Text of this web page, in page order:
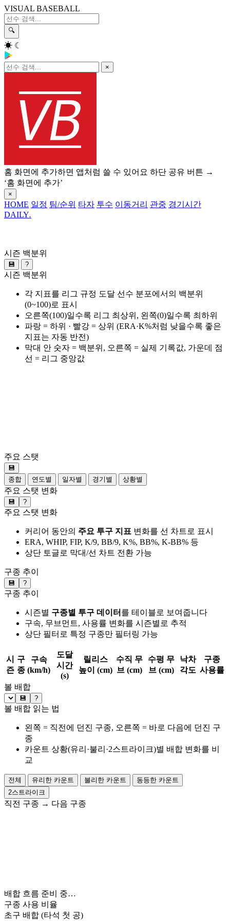
VISUAL BASEBALL
🔍
☀ ☾
×
홈 화면에 추가하면 앱처럼 쓸 수 있어요 하단 공유 버튼 →
‘홈 화면에 추가’
×
HOME 일정 팀/순위 타자 투수 이동거리 관중 경기시간
DAILY.
시즌 백분위
💾 ?
시즌 백분위
각 지표를 리그 규정 도달 선수 분포에서의 백분위
(0~100)로 표시
오른쪽(100)일수록 리그 최상위, 왼쪽(0)일수록 최하위
파랑 = 하위 · 빨강 = 상위 (ERA·K%처럼 낮을수록 좋은
지표는 자동 반전)
막대 안 숫자 = 백분위, 오른쪽 = 실제 기록값, 가운데 점
선 = 리그 중앙값
주요 스탯
💾
종합
연도별 일자별 경기별 상황별
주요 스탯 변화
💾 ?
주요 스탯 변화
커리어 동안의 주요 투구 지표 변화를 선 차트로 표시
ERA, WHIP, FIP, K/9, BB/9, K%, BB%, K-BB% 등
상단 토글로 막대/선 차트 전환 가능
구종 추이
💾 ?
구종 추이
시즌별 구종별 투구 데이터 를 테이블로 보여줍니다
구속, 무브먼트, 사용률 변화를 시즌별로 추적
상단 필터로 특정 구종만 필터링 가능
시
즌
구
종
구속
(km/h)
도달
시간
(s)
릴리스
높이 (cm)
수직 무
브 (cm)
수평 무
브 (cm)
낙차
각도
구종
사용률
볼 배합
💾 ?
볼 배합 읽는 법
왼쪽 = 직전에 던진 구종, 오른쪽 = 바로 다음에 던진 구
종
카운트 상황(유리·불리·2스트라이크)별 배합 변화를 비
교
전체 유리한 카운트 불리한 카운트
동등한 카운트
2스트라이크
직전 구종 → 다음 구종
배합 흐름 준비 중…
구종 사용 비율
초구 배합 (타석 첫 공)